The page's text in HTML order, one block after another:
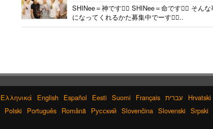
SHINee＝神です SHINee＝命です そん
になってくれるかた募集中でーす..
Ελληνικά English Español Eesti Suomi Français עברית Hrvatski
Polski Português Română Русский Slovenčina Slovenski Srpski